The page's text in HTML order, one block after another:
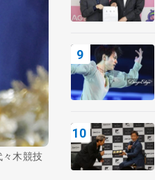
木競技